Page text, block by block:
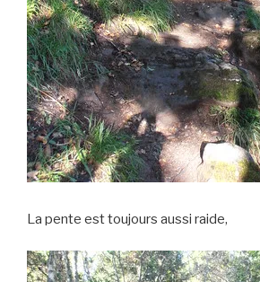
La pente est toujours aussi raide,